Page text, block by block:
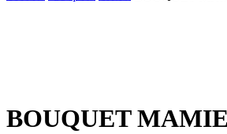
BOUQUET MAMIE